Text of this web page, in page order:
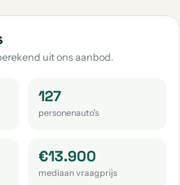
Grand Picasso
uit ons aanbod.
127
personenauto's
€13.900
mediaan vraagprijs